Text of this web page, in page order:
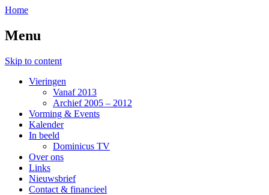
Home
Menu
Skip to content
Vieringen
Vanaf 2013
Archief 2005 – 2012
Vorming & Events
Kalender
In beeld
Dominicus TV
Over ons
Links
Nieuwsbrief
Contact & financieel